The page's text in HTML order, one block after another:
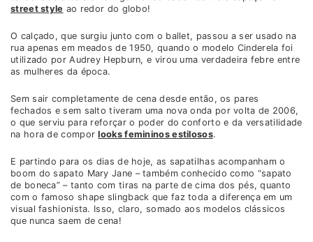
street style ao redor do globo!
O calçado, que surgiu junto com o ballet, passou a ser usado na
rua apenas em meados de 1950, quando o modelo Cinderela foi
utilizado por Audrey Hepburn, e virou uma verdadeira febre entre
as mulheres da época.
Sem sair completamente de cena desde então, os pares
fechados e sem salto tiveram uma nova onda por volta de 2006,
o que serviu para reforçar o poder do conforto e da versatilidade
na hora de comporlooks femininos estilosos.
E partindo para os dias de hoje, as sapatilhas acompanham o
boom do sapato Mary Jane – também conhecido como “sapato
de boneca” – tanto com tiras na parte de cima dos pés, quanto
com o famoso shape slingback que faz toda a diferença em um
visual fashionista. Isso, claro, somado aos modelos clássicos
que nunca saem de cena!